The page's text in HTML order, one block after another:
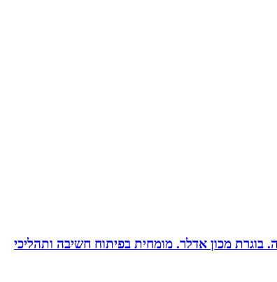
בוגרת מכון אדלר. מומחית בפיתוח חשיבה ותהליכי